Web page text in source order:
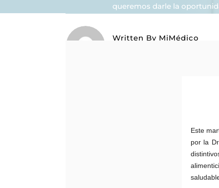
queremos darle la
Written By MiMédico
Este
por la